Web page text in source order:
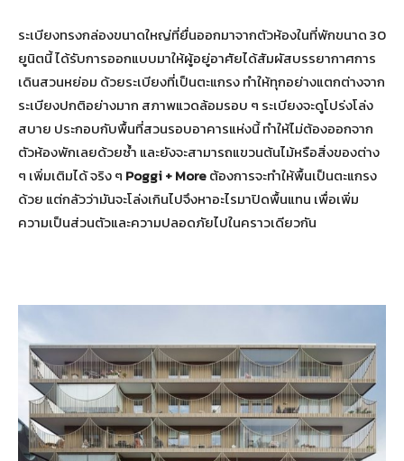
ระเบียงทรงกล่องขนาดใหญ่ที่ยื่นออกมาจากตัวห้องในที่พักขนาด 30
ยูนิตนี้ ได้รับการออกแบบมาให้ผู้อยู่อาศัยได้สัมผัสบรรยากาศการ
เดินสวนหย่อม ด้วยระเบียงที่เป็นตะแกรง ทำให้ทุกอย่างแตกต่างจาก
ระเบียงปกติอย่างมาก สภาพแวดล้อมรอบ ๆ ระเบียงจะดูโปร่งโล่ง
สบาย ประกอบกับพื้นที่สวนรอบอาคารแห่งนี้ ทำให้ไม่ต้องออกจาก
ตัวห้องพักเลยด้วยซ้ำ และยังจะสามารถแขวนต้นไม้หรือสิ่งของต่าง
ๆ เพิ่มเติมได้ จริง ๆ Poggi + Moreต้องการจะทำให้พื้นเป็นตะแกรง
ด้วย แต่กลัวว่ามันจะโล่งเกินไปจึงหาอะไรมาปิดพื้นแทน เพื่อเพิ่ม
ความเป็นส่วนตัวและความปลอดภัยไปในคราวเดียวกัน